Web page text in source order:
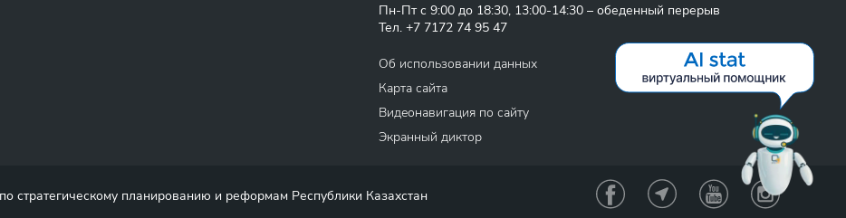
Пн-Пт с 9:00 до 18:30, 13:00-14:30 – обеденный перерыв
Тел. +7 7172 74 95 47
Об использовании данных
Карта сайта
Видеонавигация по сайту
Экранный диктор
стратегическому планированию и реформам Республики Казахстан